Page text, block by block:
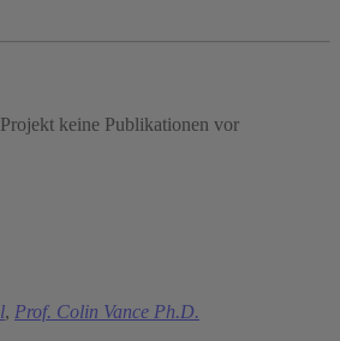
keine Publikationen vor
, Prof. Colin Vance Ph.D.